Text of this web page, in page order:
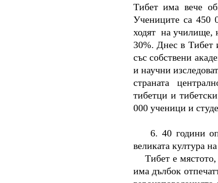
Тибет има вече
Учениците са 450
ходят на училище,
30%. Днес в Тибет
със собствени
и научни
страната
тибетци и
000 ученици и
6. 40 години
великата култура
Тибет е
има дълбок